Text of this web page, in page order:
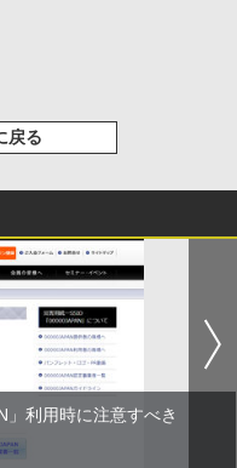
戻る
利用時に注意すべき